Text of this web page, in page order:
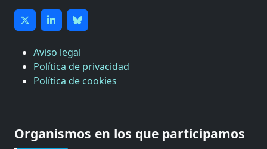
Aviso legal
Política de privacidad
Política de cookies
Organismos en los que participamos
COMISIÓN ASESORA DE MOVILIDAD DEL
AYUNTAMIENTO DE DONOSTIA